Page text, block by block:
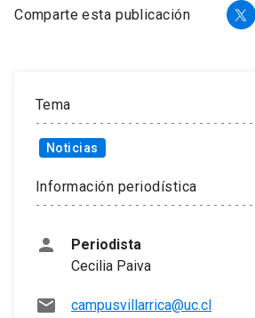
Comparte esta publicación
Tema
Noticias
Información periodística
person
Periodista
Cecilia Paiva
mail campusvillarrica@uc.cl